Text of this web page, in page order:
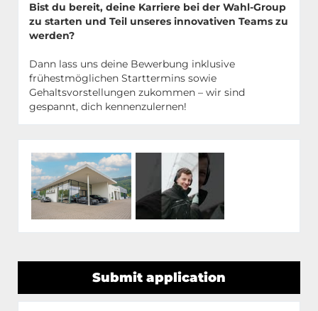
Bist du bereit, deine Karriere bei der Wahl-Group
zu starten und Teil unseres innovativen Teams zu
werden?
Dann lass uns deine Bewerbung inklusive
frühestmöglichen Starttermins sowie
Gehaltsvorstellungen zukommen – wir sind
gespannt, dich kennenzulernen!
Submit application